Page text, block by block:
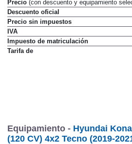
Precio (con descuento y equipamiento
Descuento oficial
Precio sin impuestos
IVA
Impuesto de matriculación
Tarifa de
Equipamiento - Hyundai
(120 CV) 4x2 Tecno (2019-